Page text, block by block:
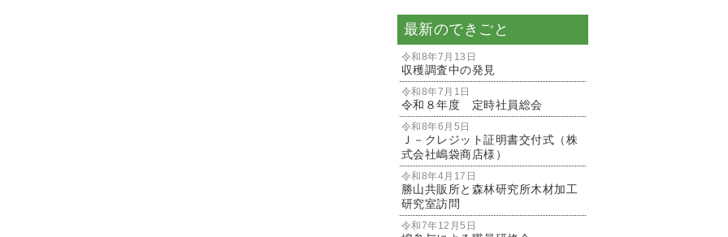
最新のできごと
令和8年7月13日
収穫調査中の発見
令和8年7月1日
令和８年度 定時社員総会
令和8年6月5日
Ｊ－クレジット証明書交付式（株
式会社嶋袋商店様）
令和8年4月17日
勝山共販所と森林研究所木材加工
研究室訪問
令和7年12月5日